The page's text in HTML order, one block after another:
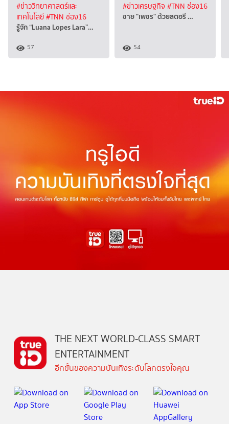
#ข่าววิทยาศาสตร์และ
เทคโนโลยี#TNN ช่อง16
รู้จัก “Luana Lopes Lara”…
57
#ข่าวเศรษฐกิจ #TNN ช่อง16
ขาย "เพชร" ด้วยสตอรี …
54
THE NEXT WORLD-CLASS SMART
ENTERTAINMENT
อีกขั้นของความบันเทิงระดับโลกตรงใจคุณ